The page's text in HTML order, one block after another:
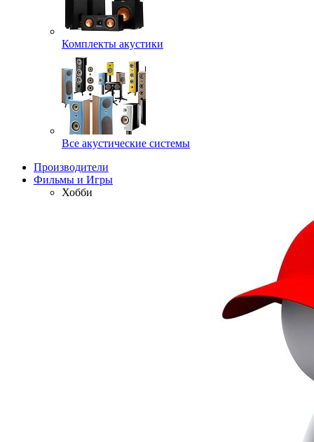
Комплекты акустики
Все акустические системы
Производители
Фильмы и Игры
Хобби